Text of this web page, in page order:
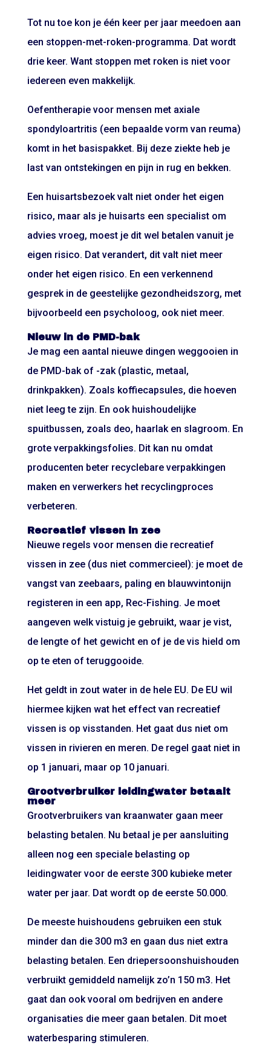
Tot nu toe kon je één keer per jaar meedoen aan
een stoppen-met-roken-programma. Dat wordt
drie keer. Want stoppen met roken is niet voor
iedereen even makkelijk.
Oefentherapie voor mensen met axiale
spondyloartritis (een bepaalde vorm van reuma)
komt in het basispakket. Bij deze ziekte heb je
last van ontstekingen en pijn in rug en bekken.
Een huisartsbezoek valt niet onder het eigen
risico, maar als je huisarts een specialist om
advies vroeg, moest je dit wel betalen vanuit je
eigen risico. Dat verandert, dit valt niet meer
onder het eigen risico. En een verkennend
gesprek in de geestelijke gezondheidszorg, met
bijvoorbeeld een psycholoog, ook niet meer.
Nieuw in de PMD-bak
Je mag een aantal nieuwe dingen weggooien in
de PMD-bak of -zak (plastic, metaal,
drinkpakken). Zoals koffiecapsules, die hoeven
niet leeg te zijn. En ook huishoudelijke
spuitbussen, zoals deo, haarlak en slagroom. En
grote verpakkingsfolies. Dit kan nu omdat
producenten beter recyclebare verpakkingen
maken en verwerkers het recyclingproces
verbeteren.
Recreatief vissen in zee
Nieuwe regels voor mensen die recreatief
vissen in zee (dus niet commercieel): je moet de
vangst van zeebaars, paling en blauwvintonijn
registeren in een app, Rec-Fishing. Je moet
aangeven welk vistuig je gebruikt, waar je vist,
de lengte of het gewicht en of je de vis hield om
op te eten of teruggooide.
Het geldt in zout water in de hele EU. De EU wil
hiermee kijken wat het effect van recreatief
vissen is op visstanden. Het gaat dus niet om
vissen in rivieren en meren. De regel gaat niet in
op 1 januari, maar op 10 januari.
Grootverbruiker leidingwater betaalt
meer
Grootverbruikers van kraanwater gaan meer
belasting betalen. Nu betaal je per aansluiting
alleen nog een speciale belasting op
leidingwater voor de eerste 300 kubieke meter
water per jaar. Dat wordt op de eerste 50.000.
De meeste huishoudens gebruiken een stuk
minder dan die 300 m3 en gaan dus niet extra
belasting betalen. Een driepersoonshuishouden
verbruikt gemiddeld namelijk zo’n 150 m3. Het
gaat dan ook vooral om bedrijven en andere
organisaties die meer gaan betalen. Dit moet
waterbesparing stimuleren.